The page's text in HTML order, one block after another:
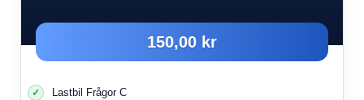
150,00 kr
Lastbil Frågor C